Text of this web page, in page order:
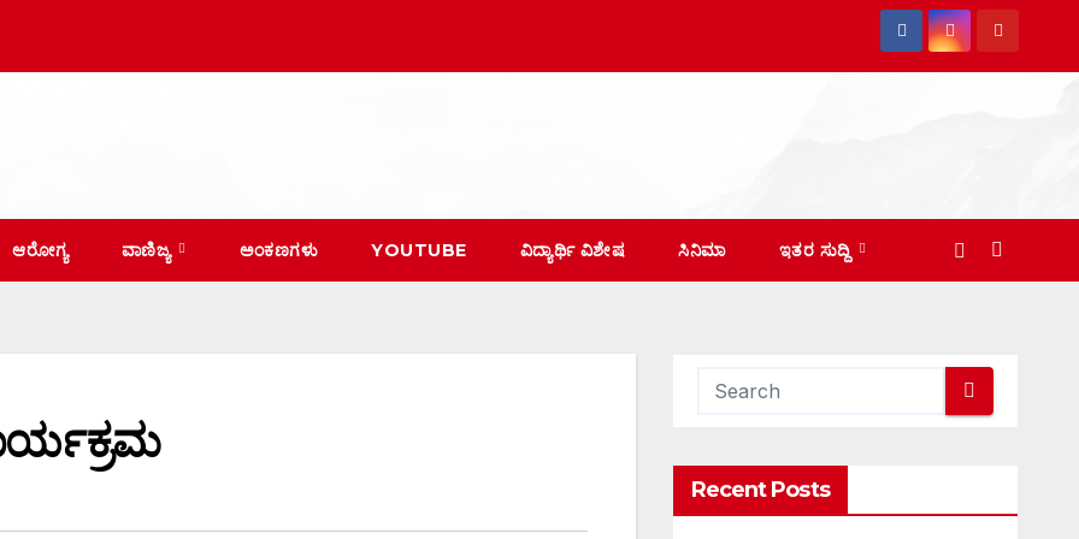
ಆರೋಗ್ಯ ವಾಣಿಜ್ಯ ಅಂಕಣಗಳು YOUTUBE ವಿದ್ಯಾರ್ಥಿ ವಿಶೇಷ ಸಿನಿಮಾ ಇತರ ಸುದ್ದಿ
Recent Posts